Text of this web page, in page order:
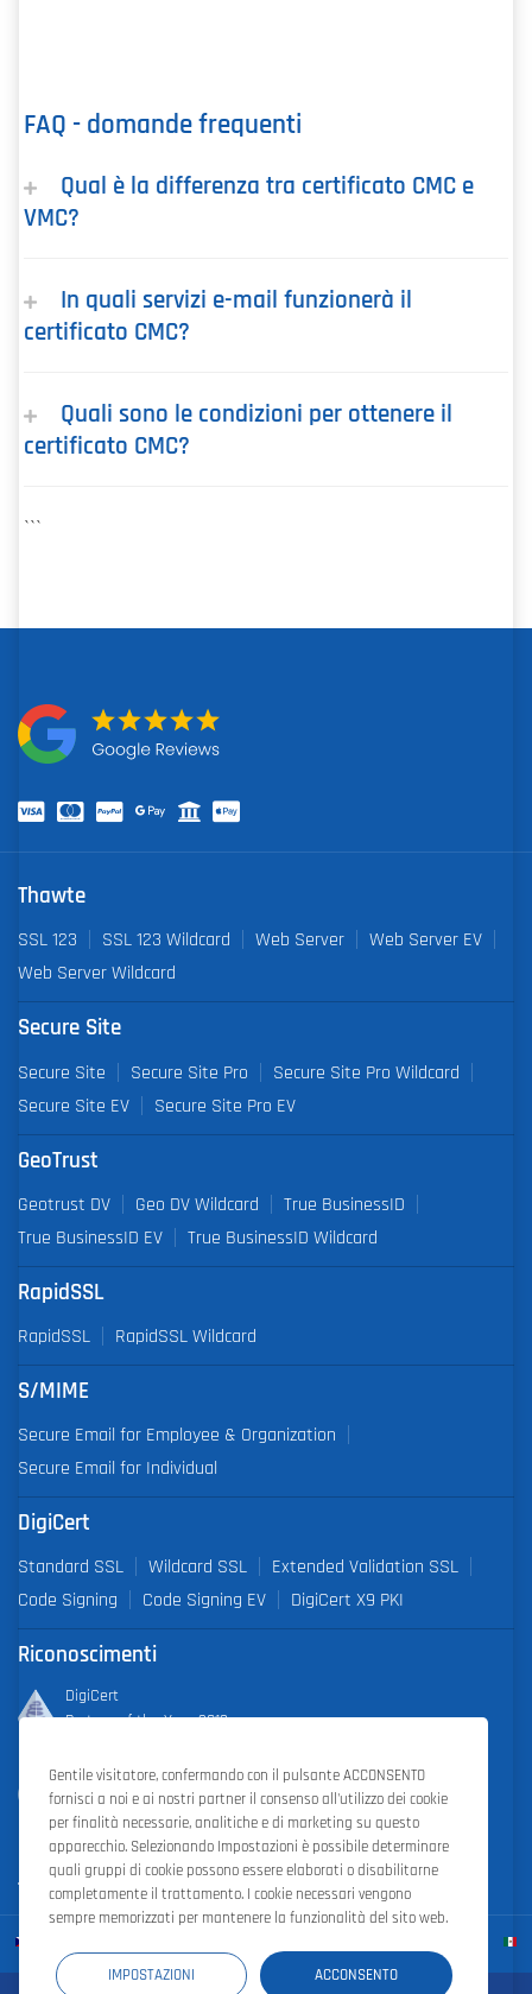
FAQ - domande frequenti
Qual è la differenza tra certificato CMC e
VMC?
In quali servizi e-mail funzionerà il
certificato CMC?
Quali sono le condizioni per ottenere il
certificato CMC?
```
Thawte
SSL 123 SSL 123 Wildcard Web Server
Web Server EV
Web Server Wildcard
Secure Site
Secure Site Secure Site Pro
Secure Site Pro Wildcard
Secure Site EV
Secure Site Pro EV
GeoTrust
Geotrust DV Geo DV Wildcard
True BusinessID
True BusinessID EV
True BusinessID Wildcard
RapidSSL
RapidSSL RapidSSL Wildcard
S/MIME
Secure Email for Employee & Organization
Secure Email for Individual
DigiCert
Standard SSL Wildcard SSL
Extended Validation SSL
Code Signing
Code Signing EV DigiCert X9 PKI
Riconoscimenti
DigiCert
Partner of the Year 2019
Outstanding Sales Performance Award 2018, 2019, 2020, 2021,
2022
Gentile visitatore, confermando con il pulsante ACCONSENTO
fornisci a noi e ai nostri partner il consenso all'utilizzo dei cookie
per finalità necessarie, analitiche e di marketing su questo
apparecchio. Selezionando Impostazioni è possibile determinare
quali gruppi di cookie possono essere elaborati o disabilitarne
completamente il trattamento. I cookie necessari vengono
sempre memorizzati per mantenere la funzionalità del sito web.
IMPOSTAZIONI ACCONSENTO